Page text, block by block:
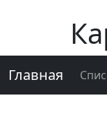
Главная